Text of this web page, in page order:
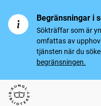
Begränsningar i
Sökträffar som är
omfattas av
tjänsten när du
begränsningen.
Svenska tidningar